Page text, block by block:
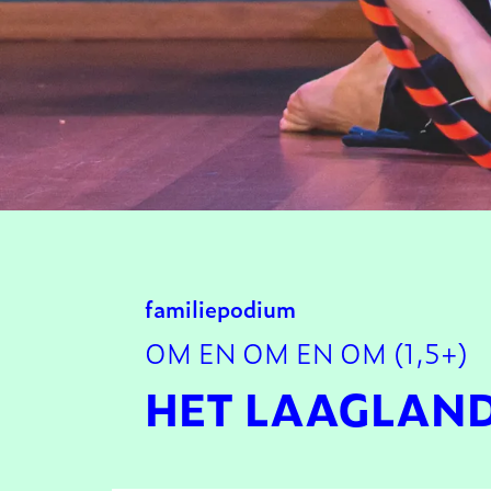
familiepodium
OM EN OM EN OM (1,5+)
HET